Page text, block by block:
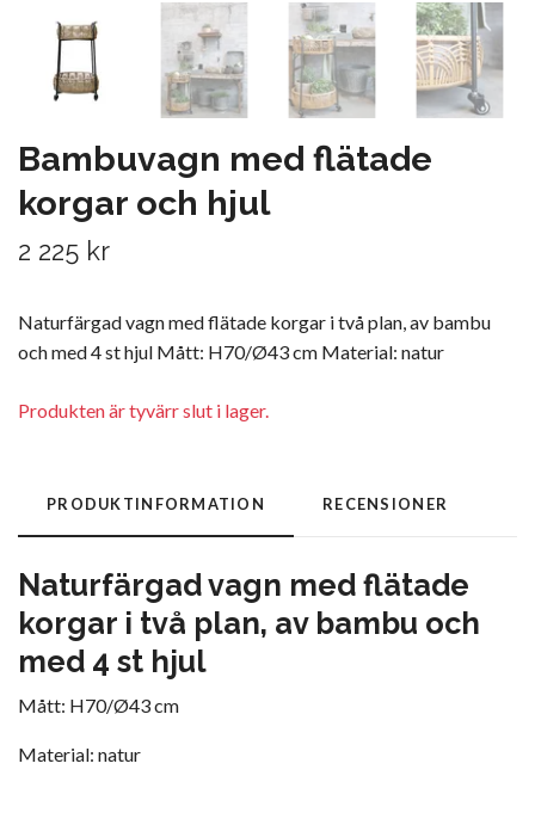
Bambuvagn med flätade
korgar och hjul
2 225 kr
Naturfärgad vagn med flätade korgar i två plan, av bambu
och med 4 st hjul Mått: H70/Ø43 cm Material: natur
Produkten är tyvärr slut i lager.
PRODUKTINFORMATION RECENSIONER
Naturfärgad vagn med flätade
korgar i två plan, av bambu och
med 4 st hjul
Mått: H70/Ø43 cm
Material: natur